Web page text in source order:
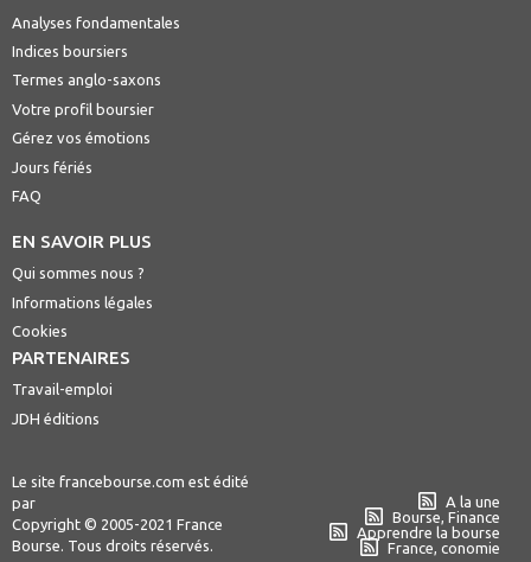
Analyses fondamentales
Indices boursiers
Termes anglo-saxons
Votre profil boursier
Gérez vos émotions
Jours fériés
FAQ
EN SAVOIR PLUS
Qui sommes nous ?
Informations légales
Cookies
PARTENAIRES
Travail-emploi
JDH éditions
Le site francebourse.com est édité
par
Copyright © 2005-2021 France
Bourse. Tous droits réservés.
A la une
Bourse, Finance
Apprendre la bourse
France, conomie